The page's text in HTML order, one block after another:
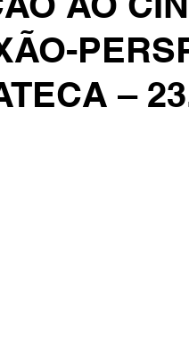
O CINEMA POR DENTRO
–